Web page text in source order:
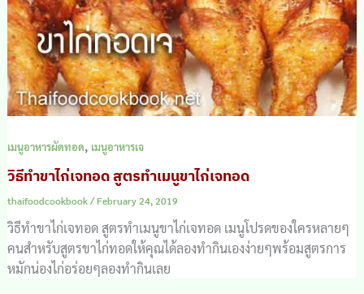
เมนูอาหารผัดทอด, เมนูอาหารเจ
วิธีทำขาไก่เจทอด สูตรทำเมนูขาไก่เจทอด
thaifoodcookbook/February 24, 2019
วิธีทำขาไก่เจทอด สูตรทำเมนูขาไก่เจทอด เมนูโปรดของใครหลายๆ
คนสำหรับสูตรขาไก่ทอดให้คุณได้ลองทำกินเองง่ายๆพร้อมสูตรการ
หมักน่องไก่อร่อยๆลองทำกินเลย